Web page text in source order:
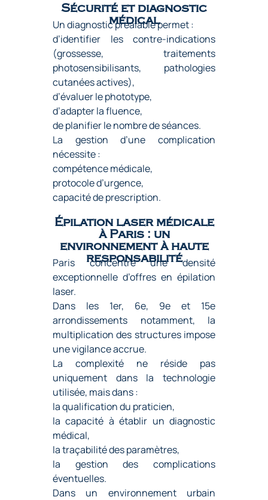
Sécurité et diagnostic
médical
Un diagnostic préalable permet :
d’identifier les contre-indications
(grossesse, traitements
photosensibilisants, pathologies
cutanées actives),
d’évaluer le phototype,
d’adapter la fluence,
de planifier le nombre de séances.
La gestion d’une complication
nécessite :
compétence médicale,
protocole d’urgence,
capacité de prescription.
Épilation laser médicale
à Paris : un
environnement à haute
responsabilité
Paris concentre une densité
exceptionnelle d’offres en épilation
laser.
Dans les 1er, 6e, 9e et 15e
arrondissements notamment, la
multiplication des structures impose
une vigilance accrue.
La complexité ne réside pas
uniquement dans la technologie
utilisée, mais dans :
la qualification du praticien,
la capacité à établir un diagnostic
médical,
la traçabilité des paramètres,
la gestion des complications
éventuelles.
Dans un environnement urbain